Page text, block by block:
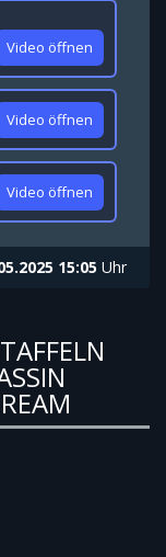
Video öffnen
Video öffnen
Video öffnen
15:05 Uhr